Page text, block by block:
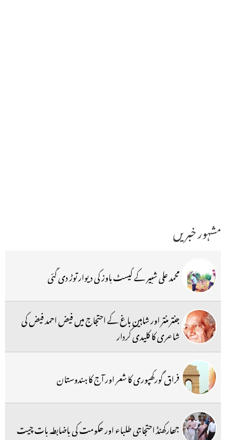
مشہور خبریں
محمد علی شبیر کے گیسٹ ہاوز کی دیوار توڑ دی گئی
جنتر منتر اور شاہین باغ کے احتجاج میں فیض احمد فیض کی
شاعری کا کلیدی کردار
فراق گورکھپوری کا شعر اور آج کا ہندوستان
جھارکھنڈ احتجاجی طلباء اور حکومت کی باضابطہ بات چیت